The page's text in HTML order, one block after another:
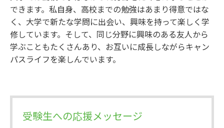
できます。私自身、高校までの勉強はあまり得意ではな
く、大学で新たな学問に出会い、興味を持って楽しく学
修しています。そして、同じ分野に興味のある友人から
学ぶこともたくさんあり、お互いに成長しながらキャン
パスライフを楽しんでいます。
受験生への応援メッセージ